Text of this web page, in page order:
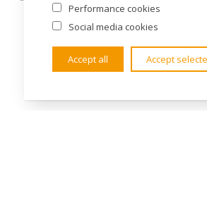
Performance cookies
Social media cookies
Accept all Accept